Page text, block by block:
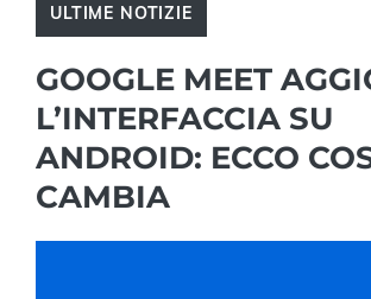
ULTIME NOTIZIE
GOOGLE MEET
L’INTERFACCIA SU
ANDROID: ECCO
CAMBIA